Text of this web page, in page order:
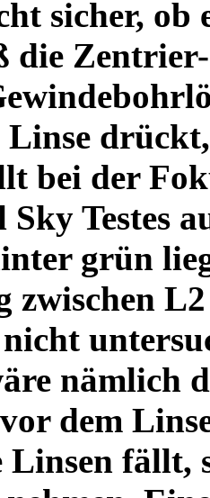
sicher,
die Zentrier-
Linse
bei der
Testes
grün
zwischen
nämlich
dem
Linsen fällt,